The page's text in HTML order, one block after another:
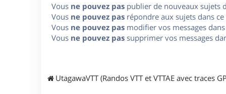
Vous ne pouvez pas publier de nouveaux sujets
Vous ne pouvez pas répondre aux sujets dans
Vous ne pouvez pas modifier vos messages
Vous ne pouvez pas supprimer vos messages
UtagawaVTT (Randos VTT et VTTAE avec traces